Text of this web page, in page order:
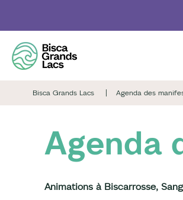
main
content
Bisca Grands Lacs Agenda des
Agenda
Animations à Biscarrosse,